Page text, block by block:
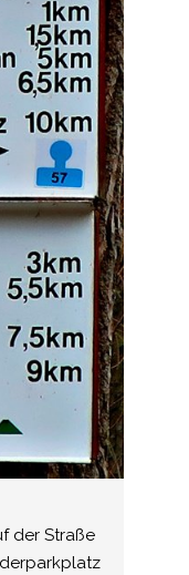
der Straße